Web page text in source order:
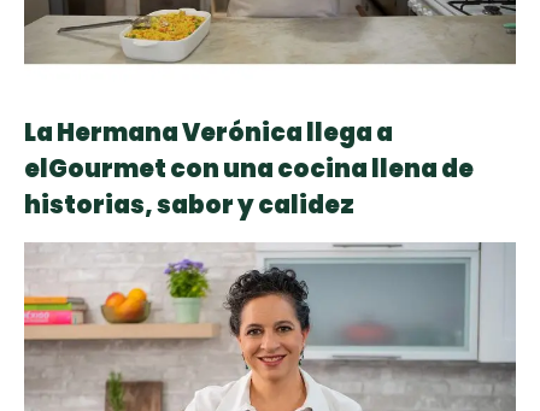
La Hermana Verónica llega a
elGourmet con una cocina llena de
historias, sabor y calidez